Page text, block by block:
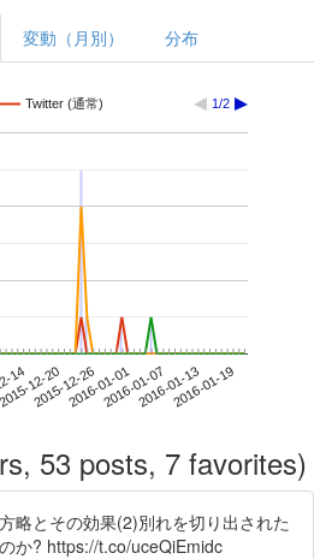
変動（月別） 分布
Twitter (通常) 1/2
1412-20
2015-12-262016-01-012016-01-072016-01-132016-01-19
53 posts, 7 favorites)
略とその効果(2)別れを切り出された
か? https://t.co/uceQiEmidc